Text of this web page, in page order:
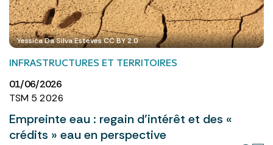
Yessica Da Silva Esteves CC BY 2.0
INFRASTRUCTURES ET TERRITOIRES
01/06/2026
TSM 5 2026
Empreinte eau : regain d’intérêt et des «
crédits » eau en perspective